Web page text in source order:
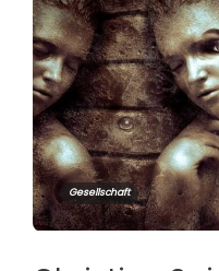
Gesellschaft